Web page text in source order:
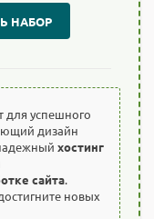
НАБОР
для успешного
дизайн
хостинг
сайта.
новых